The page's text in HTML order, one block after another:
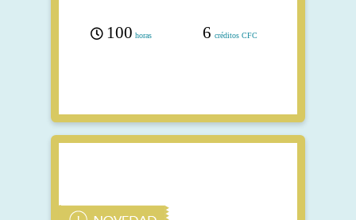
100 horas 6 créditos CFC